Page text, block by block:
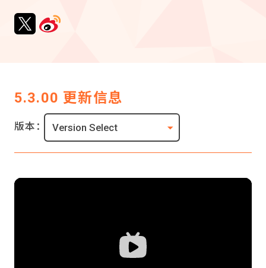
5.3.00 更新信息
版本：